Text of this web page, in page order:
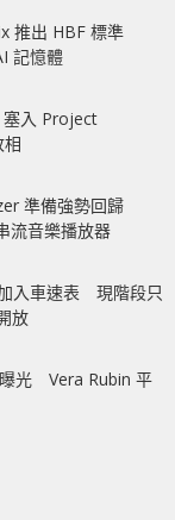
推出 HBF 標準
記憶體
塞入 Project
準備強勢回歸
流音樂播放器
入車速表 現階段只
放
光 Vera Rubin 平